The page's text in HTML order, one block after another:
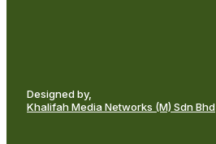
Designed by,
Khalifah Media Networks (M) Sdn Bhd